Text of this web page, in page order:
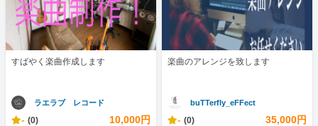
すばやく楽曲作成します
ラエラブ レコード
- (0) 10,000円
楽曲のアレンジを致します
buTTerfly_eFFect
- (0) 35,000円